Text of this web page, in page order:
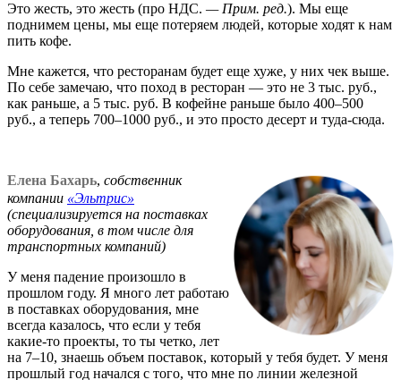
Это жесть, это жесть (про НДС. —Прим. ред.). Мы еще
поднимем цены, мы еще потеряем людей, которые ходят к нам
пить кофе.
Мне кажется, что ресторанам будет еще хуже, у них чек выше.
По себе замечаю, что поход в ресторан — это не 3 тыс. руб.,
как раньше, а 5 тыс. руб. В кофейне раньше было 400–500
руб., а теперь 700–1000 руб., и это просто десерт и туда-сюда.
Елена Бахарь, собственник
компании «Эльтрис»
(специализируется на поставках
оборудования, в том числе для
транспортных компаний)
У меня падение произошло в
прошлом году. Я много лет работаю
в поставках оборудования, мне
всегда казалось, что если у тебя
какие-то проекты, то ты четко, лет
на 7–10, знаешь объем поставок, который у тебя будет. У меня
прошлый год начался с того, что мне по линии железной